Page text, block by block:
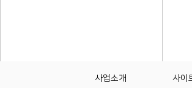
사업소개 사이